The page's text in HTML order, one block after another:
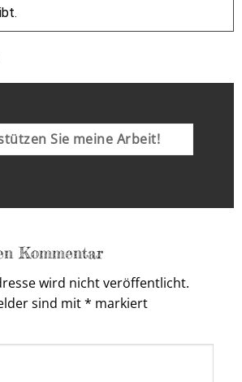
Sie meine Arbeit!
Kommentar
wird nicht veröffentlicht.
sind mit* markiert